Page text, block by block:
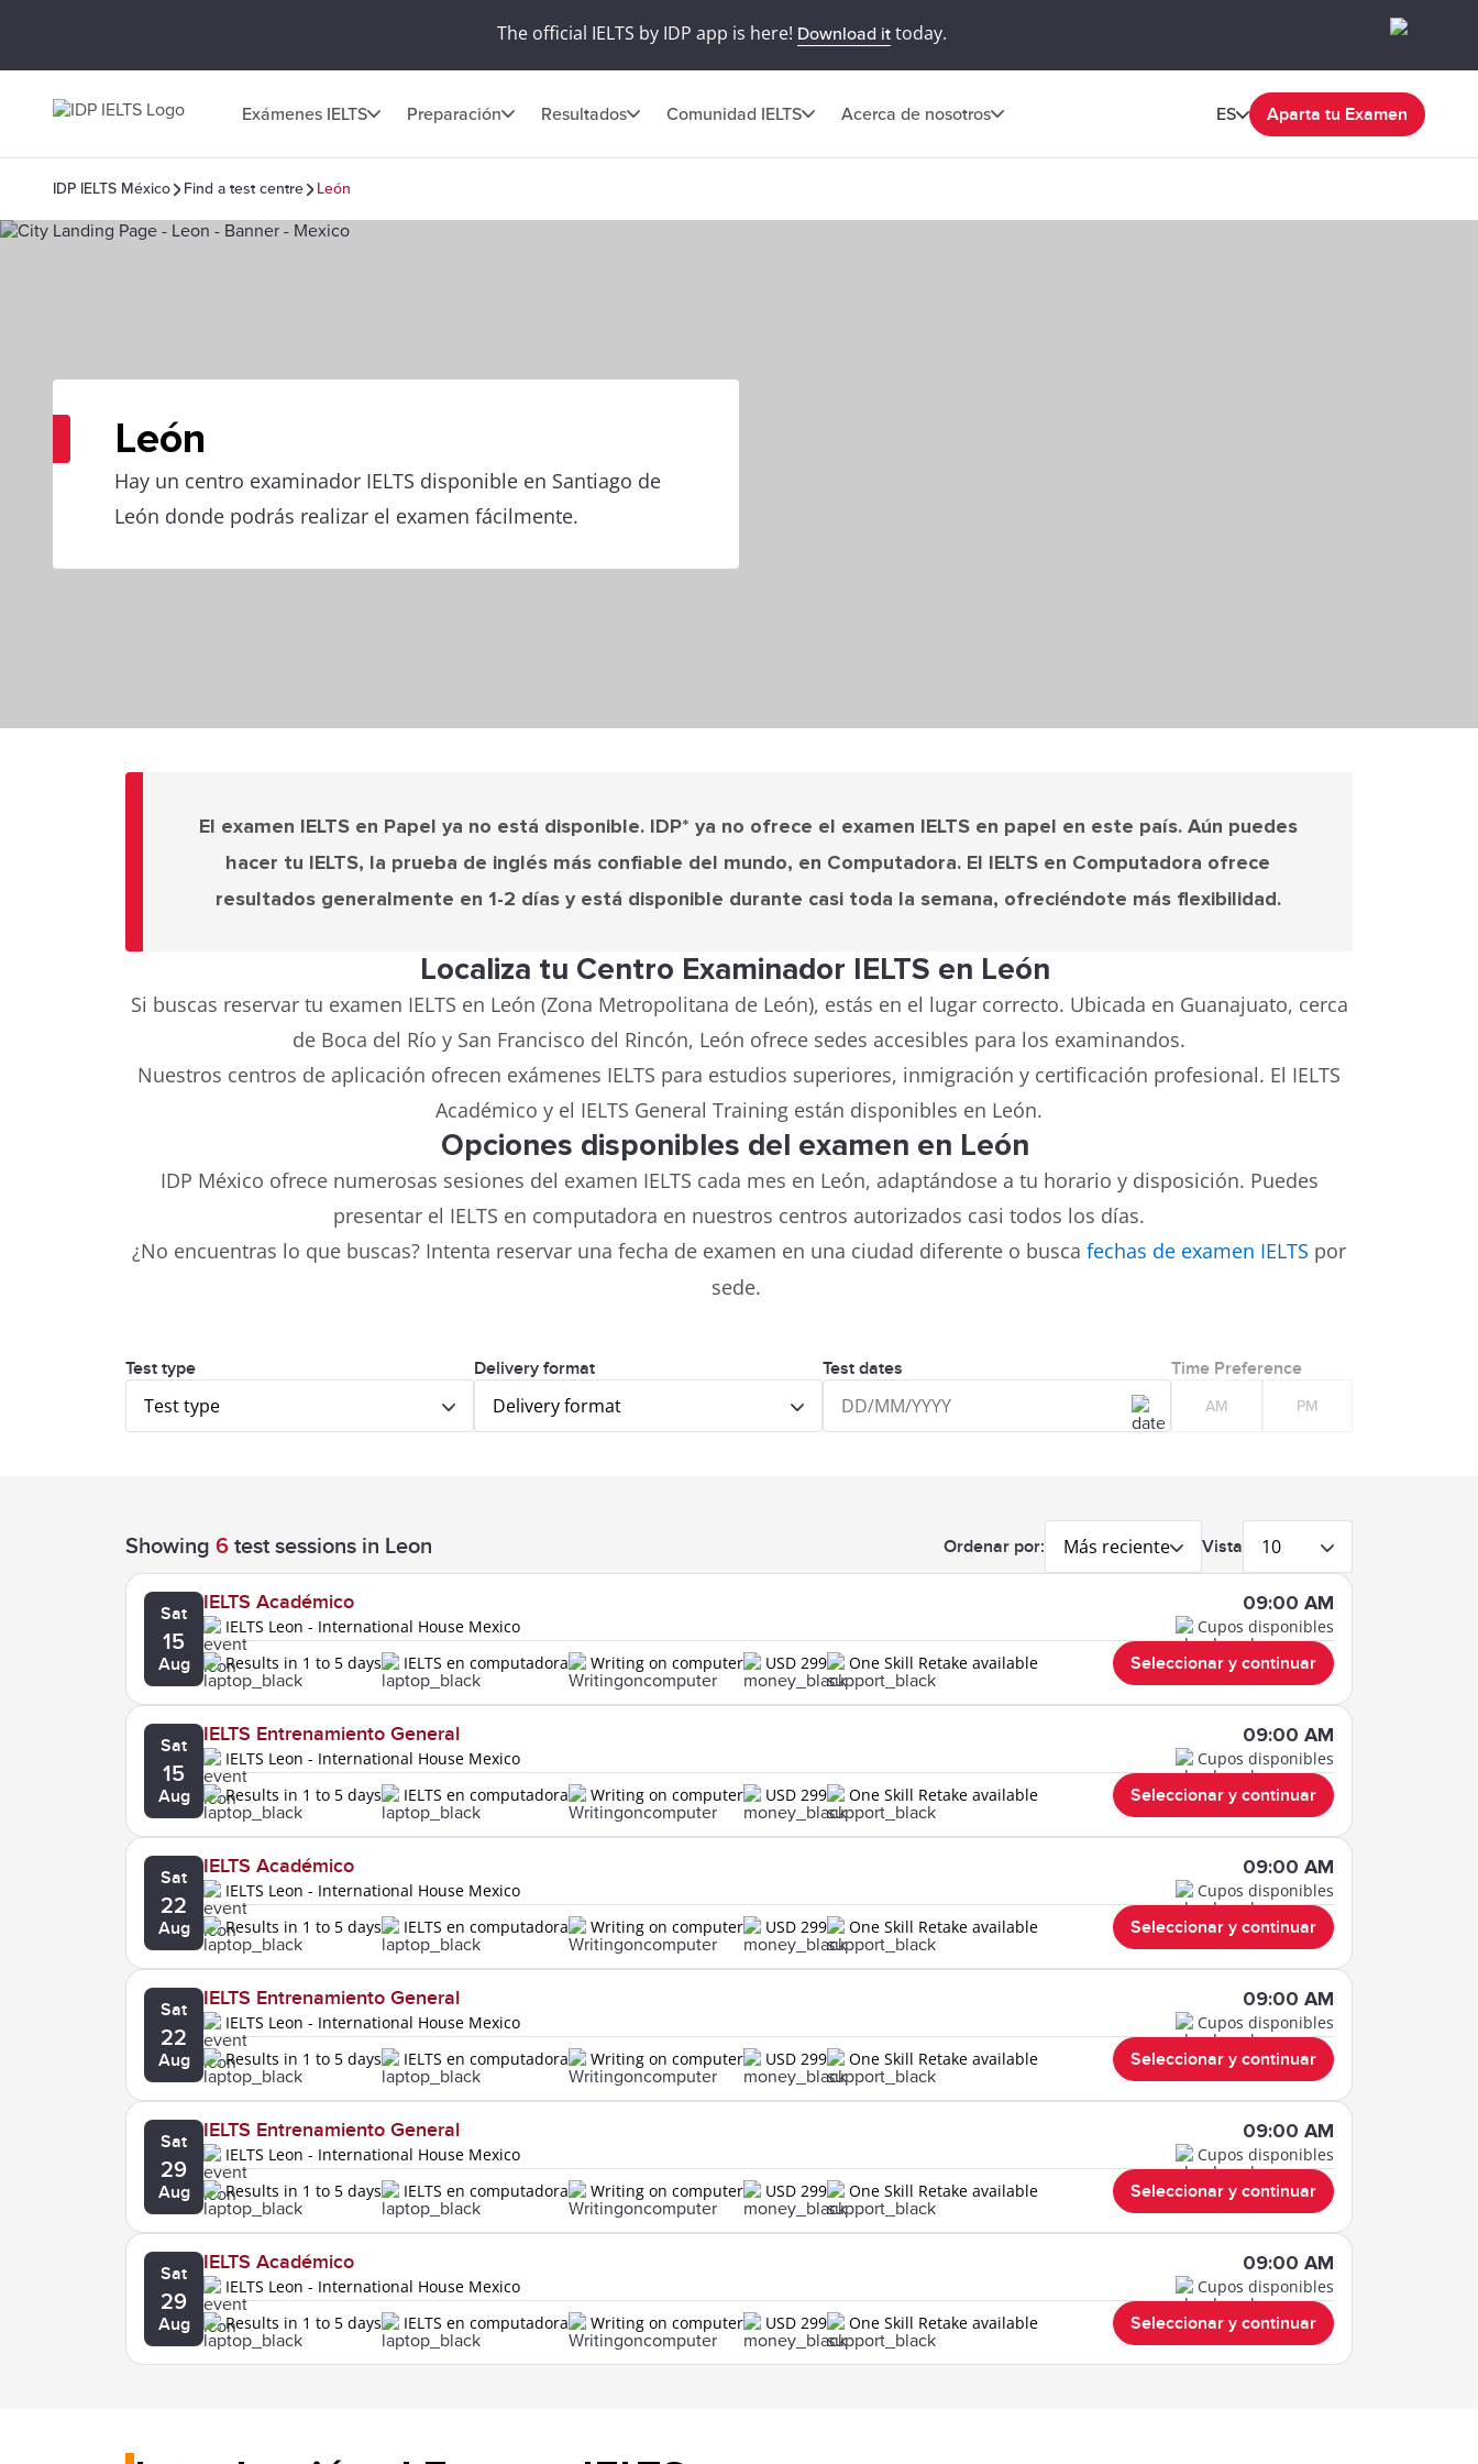
The official IELTS by IDP app is here! Download ittoday.
Exámenes IELTS Preparación Resultados Comunidad IELTS Acerca de nosotros ES Aparta tu Examen
IDP IELTS México Find a test centre León
León
Hay un centro examinador IELTS disponible en Santiago de
León donde podrás realizar el examen fácilmente.
El examen IELTS en Papel ya no está disponible. IDP* ya no ofrece el examen IELTS en papel en este país. Aún puedes
hacer tu IELTS, la prueba de inglés más confiable del mundo, en Computadora. El IELTS en Computadora ofrece
resultados generalmente en 1-2 días y está disponible durante casi toda la semana, ofreciéndote más flexibilidad.
Localiza tu Centro Examinador IELTS en León
Si buscas reservar tu examen IELTS en León (Zona Metropolitana de León), estás en el lugar correcto. Ubicada en Guanajuato, cerca
de Boca del Río y San Francisco del Rincón, León ofrece sedes accesibles para los examinandos.
Nuestros centros de aplicación ofrecen exámenes IELTS para estudios superiores, inmigración y certificación profesional. El IELTS
Académico y el IELTS General Training están disponibles en León.
Opciones disponibles del examen en León
IDP México ofrece numerosas sesiones del examen IELTS cada mes en León, adaptándose a tu horario y disposición. Puedes
presentar el IELTS en computadora en nuestros centros autorizados casi todos los días.
¿No encuentras lo que buscas? Intenta reservar una fecha de examen en una ciudad diferente o busca fechas de examen IELTS por
sede.
Test type
Test type
Delivery format
Delivery format
Test dates Time Preference
AM PM
Showing 6 test sessions in Leon Ordenar por: Más reciente Vista 10
Sat
15
Aug
IELTS Académico
IELTS Leon - International House Mexico
09:00 AM
Cupos disponibles
Results in 1 to 5 days
IELTS en computadora Writing on computer USD 299 One Skill Retake available Seleccionar y continuar
Sat
15
Aug
IELTS Entrenamiento General
IELTS Leon - International House Mexico
09:00 AM
Cupos disponibles
Results in 1 to 5 days
IELTS en computadora Writing on computer USD 299 One Skill Retake available Seleccionar y continuar
Sat
22
Aug
IELTS Académico
IELTS Leon - International House Mexico
09:00 AM
Cupos disponibles
Results in 1 to 5 days
IELTS en computadora Writing on computer USD 299 One Skill Retake available Seleccionar y continuar
Sat
22
Aug
IELTS Entrenamiento General
IELTS Leon - International House Mexico
09:00 AM
Cupos disponibles
Results in 1 to 5 days
IELTS en computadora Writing on computer USD 299 One Skill Retake available Seleccionar y continuar
Sat
29
Aug
IELTS Entrenamiento General
IELTS Leon - International House Mexico
09:00 AM
Cupos disponibles
Results in 1 to 5 days
IELTS en computadora Writing on computer USD 299 One Skill Retake available Seleccionar y continuar
Sat
29
Aug
IELTS Académico
IELTS Leon - International House Mexico
09:00 AM
Cupos disponibles
Results in 1 to 5 days
IELTS en computadora Writing on computer USD 299 One Skill Retake available Seleccionar y continuar